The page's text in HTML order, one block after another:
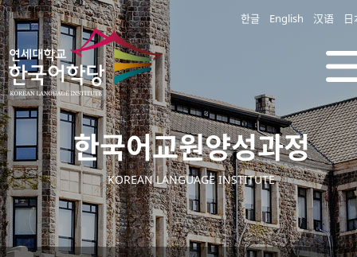
한글 English 汉语
한국어교원양성과정
KOREAN LANGUAGE INSTITUTE